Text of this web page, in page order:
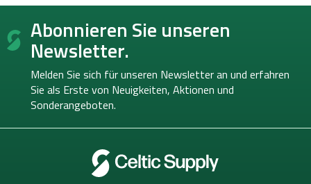
F
ß Abonnieren Sie unseren
Newsletter.
Melden Sie sich für unseren Newsletter an und erfahren
Sie als Erste von Neuigkeiten, Aktionen und
Sonderangeboten.